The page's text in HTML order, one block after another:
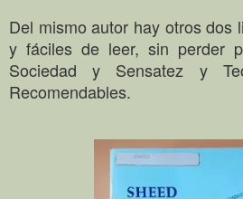
Del mismo autor hay otros dos
y fáciles de leer, sin perder
Sociedad y Sensatez y
Recomendables.